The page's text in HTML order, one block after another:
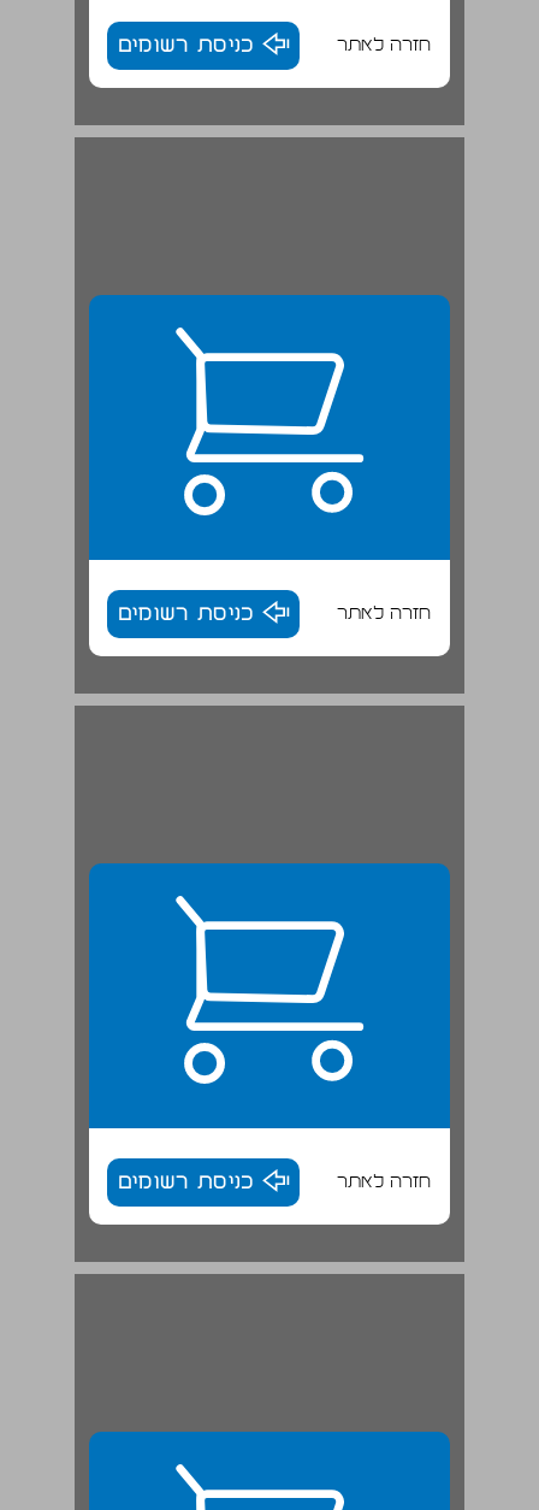
חזרה לאתר כניסת רשומים
ישראל שפר: היחד - לאיזו תכלית? ... 23
חזרה לאתר כניסת רשומים
יעקב שמיר: מודל לחיקוי בשביל עילית מקצועית? ... 24
חזרה לאתר כניסת רשומים